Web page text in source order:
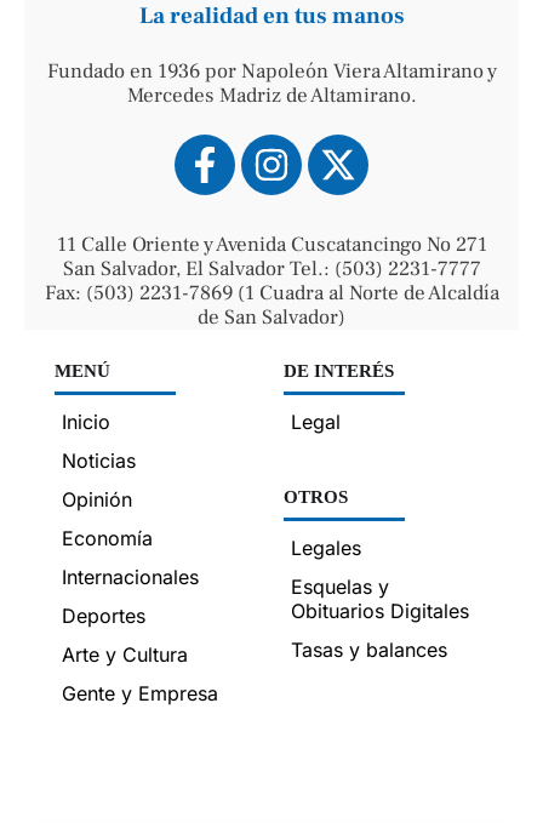
La realidad en tus manos
Fundado en 1936 por Napoleón Viera Altamirano y
Mercedes Madriz de Altamirano.
11 Calle Oriente y Avenida Cuscatancingo No 271
San Salvador, El Salvador Tel.: (503) 2231-7777
Fax: (503) 2231-7869 (1 Cuadra al Norte de Alcaldía
de San Salvador)
MENÚ
Inicio
Noticias
Opinión
Economía
Internacionales
Deportes
Arte y Cultura
Gente y Empresa
DE INTERÉS
Legal
OTROS
Legales
Esquelas y
Obituarios Digitales
Tasas y balances